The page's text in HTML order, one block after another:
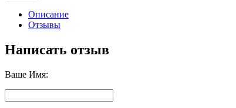
Описание
Отзывы
Написать отзыв
Ваше Имя: